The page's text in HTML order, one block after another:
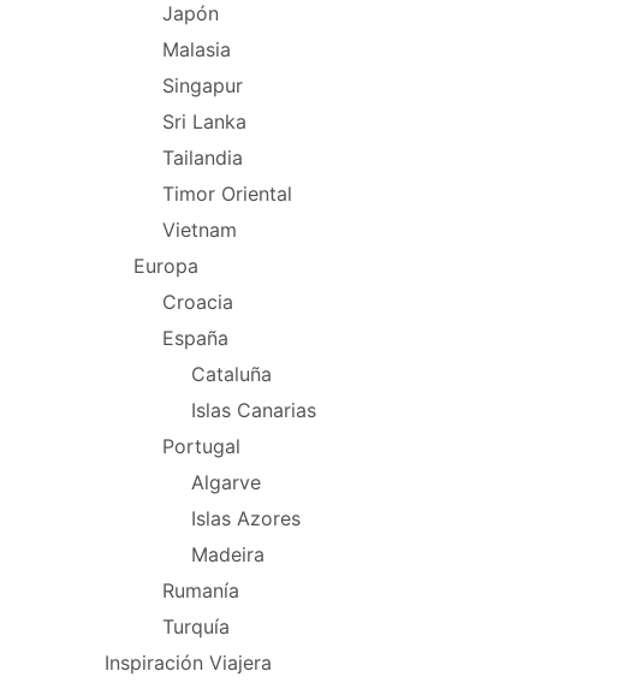
Japón
Malasia
Singapur
Sri Lanka
Tailandia
Timor Oriental
Vietnam
Europa
Croacia
España
Cataluña
Islas Canarias
Portugal
Algarve
Islas Azores
Madeira
Rumanía
Turquía
Inspiración Viajera